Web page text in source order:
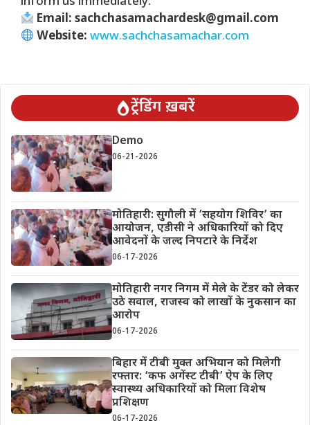
Email: sachchasamachardesk@gmail.com
Website: www.sachchasamachar.com
ट्रेंडिंग ख़बरें
Demo
06-21-2026
मोतिहारी: सुगौली में ‘सहयोग शिविर’ का
आयोजन, एडीसी ने अधिकारियों को दिए
आवेदनों के जल्द निपटारे के निर्देश
06-17-2026
मोतिहारी नगर निगम में मेले के टेंडर को लेकर
उठे सवाल, राजस्व को लाखों के नुकसान का
आरोप
06-17-2026
बिहार में टीबी मुक्त अभियान को मिलेगी
रफ्तार: ‘कफ अगेंस्ट टीबी’ ऐप के लिए
स्वास्थ्य अधिकारियों को मिला विशेष
प्रशिक्षण
06-17-2026